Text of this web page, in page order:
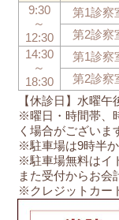
【休診日】水曜午
※曜日・時間帯、
く場合がございま
※駐車場は9時半か
※駐車場無料はイ
また受付からお会
※クレジットカー
9:30
～
12:30
第1診察
第2診察
14:30
～
18:30
第1診察
第2診察